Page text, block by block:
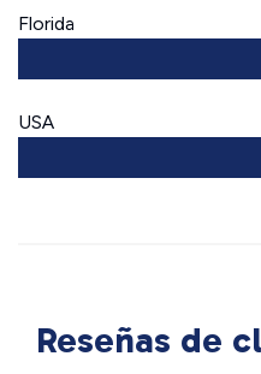
Florida
USA
Reseñas de